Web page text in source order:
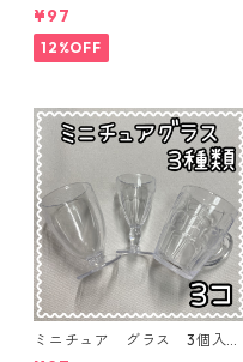
個入り【MNT-GLS-3P-02】
¥97
12%OFF
ミニチュア グラス 3個入り
【MNT-GLS-3P-01】